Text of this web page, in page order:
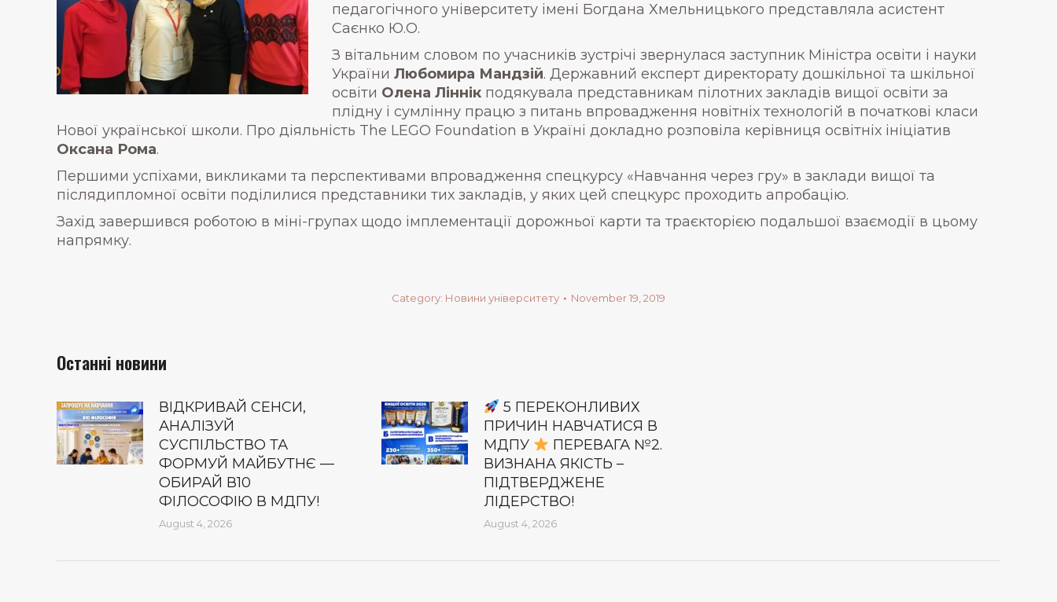
педагогічного університету імені Богдана Хмельницького представляла асистент
Саєнко Ю.О.
З вітальним словом по учасників зустрічі звернулася заступник Міністра освіти і науки
України Любомира Мандзій. Державний експерт директорату дошкільної та шкільної
освіти Олена Ліннік подякувала представникам пілотних закладів вищої освіти за
плідну і сумлінну працю з питань впровадження новітніх технологій в початкові класи
Нової української школи. Про діяльність The LEGO Foundation в Україні докладно розповіла керівниця освітніх ініціатив
Оксана Рома.
Першими успіхами, викликами та перспективами впровадження спецкурсу «Навчання через гру» в заклади вищої та
післядипломної освіти поділилися представники тих закладів, у яких цей спецкурс проходить апробацію.
Захід завершився роботою в міні-групах щодо імплементації дорожньої карти та траєкторією подальшої взаємодії в цьому
напрямку.
Category: Новини університету November 19, 2019
Останні новини
ВІДКРИВАЙ СЕНСИ,
АНАЛІЗУЙ
СУСПІЛЬСТВО ТА
ФОРМУЙ МАЙБУТНЄ —
ОБИРАЙ В10
ФІЛОСОФІЮ В МДПУ!
August 4, 2026
5 ПЕРЕКОНЛИВИХ
ПРИЧИН НАВЧАТИСЯ В
МДПУ
ПЕРЕВАГА №2.
ВИЗНАНА ЯКІСТЬ –
ПІДТВЕРДЖЕНЕ
ЛІДЕРСТВО!
August 4, 2026